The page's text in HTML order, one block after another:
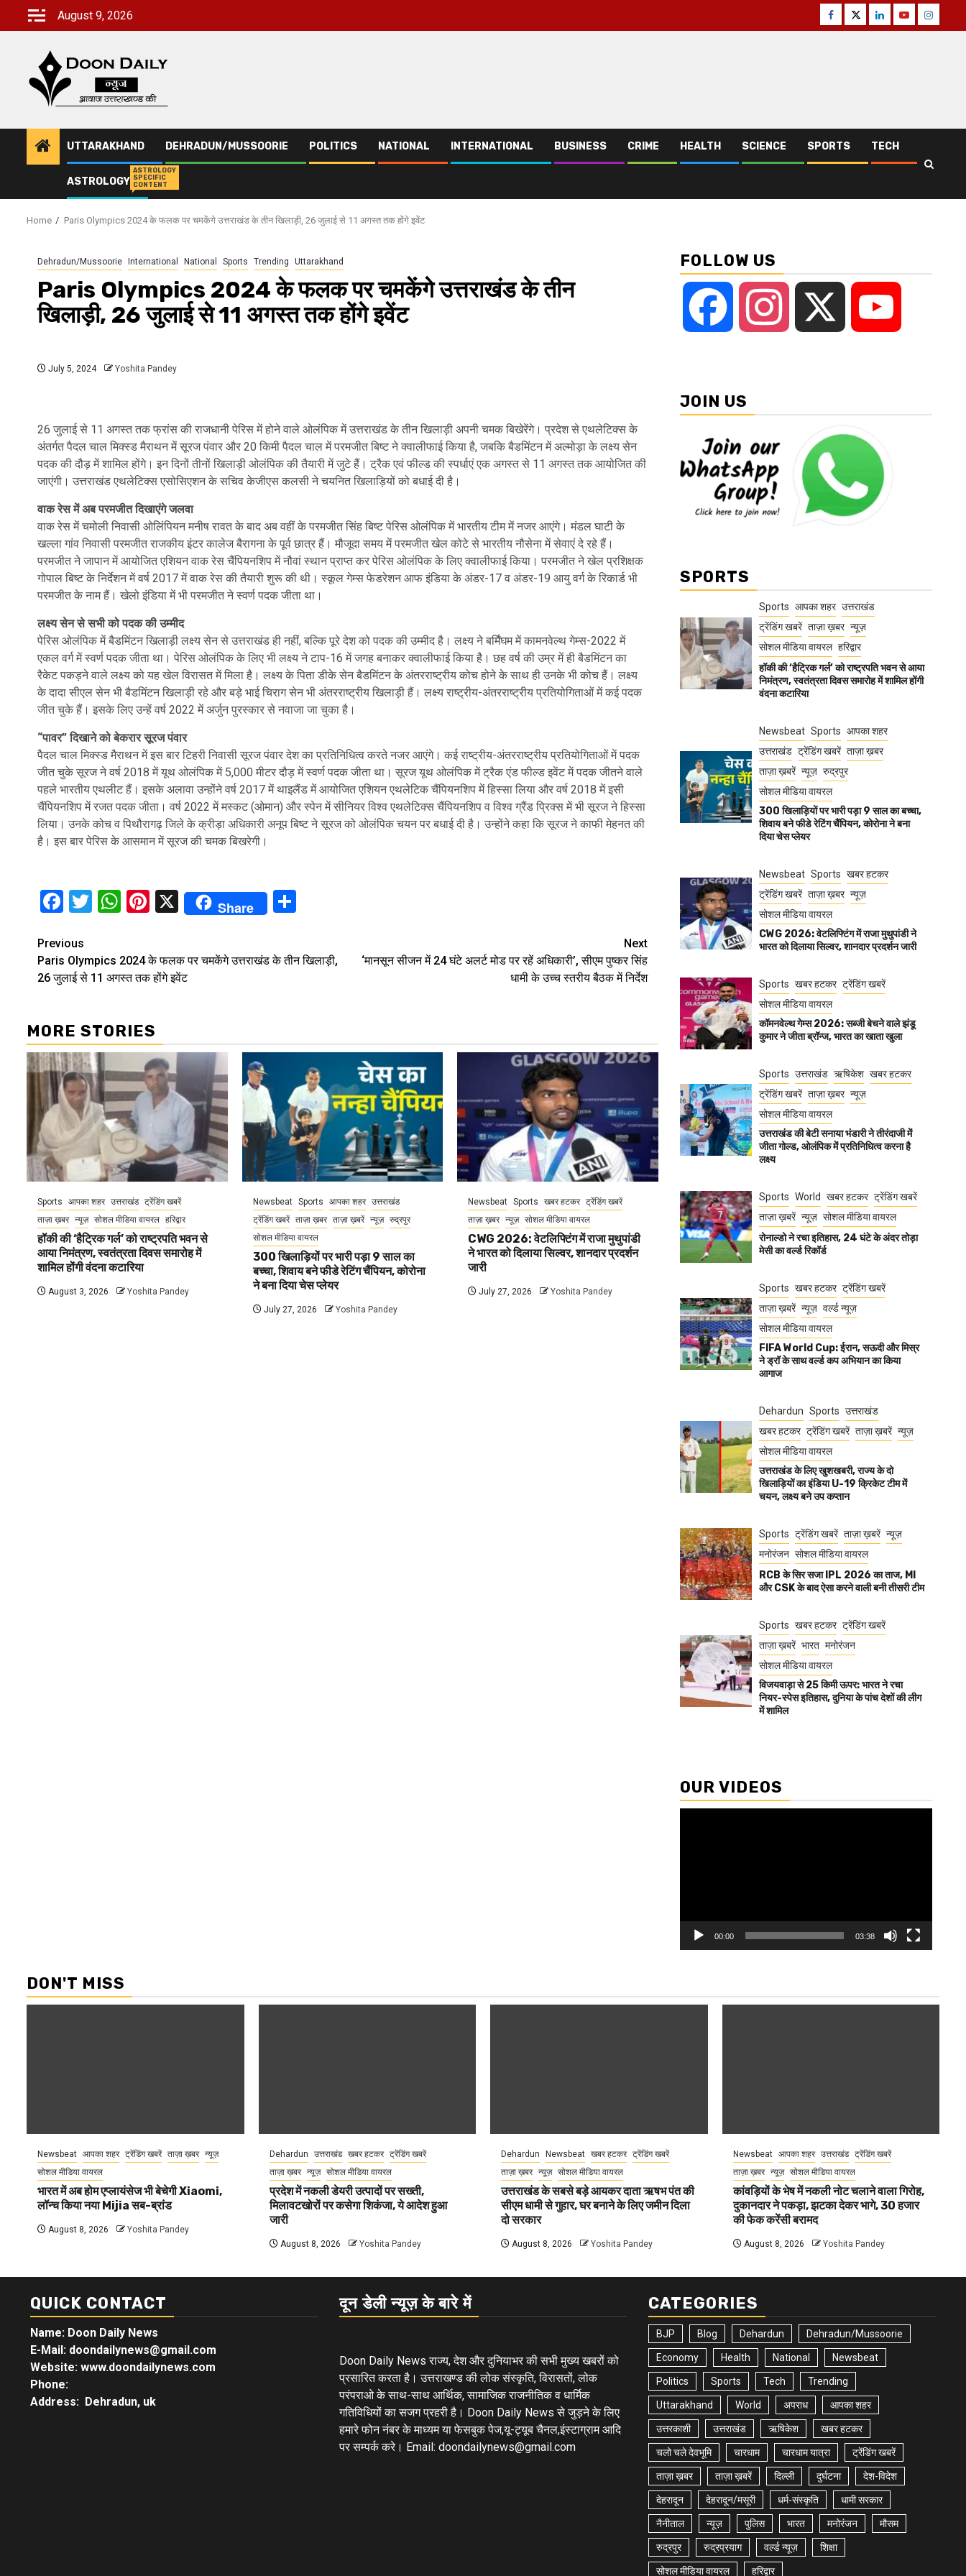
August 9, 2026 Facebook
TwitterLinkedinYoutube
UTTARAKHAND DEHRADUN/MUSSOORIE POLITICS NATIONAL INTERNATIONAL BUSINESS CRIME HEALTH SCIENCE SPORTS TECH
ASTROLOGY
ASTROLOGY
SPECIFIC
CONTENT
Home Paris Olympics 2024 के फलक पर चमकेंगे उत्तराखंड के तीन खिलाड़ी, 26 जुलाई से 11 अगस्त तक होंगे इवेंट
Dehradun/Mussoorie International National Sports Trending Uttarakhand
Paris Olympics 2024 के फलक पर चमकेंगे उत्तराखंड के तीन
खिलाड़ी, 26 जुलाई से 11 अगस्त तक होंगे इवेंट
July 5, 2024 Yoshita Pandey
26 जुलाई से 11 अगस्त तक फ्रांस की राजधानी पेरिस में होने वाले ओलंपिक में उत्तराखंड के तीन खिलाड़ी अपनी चमक बिखेरेंगे। प्रदेश से एथलेटिक्स के
अंतर्गत पैदल चाल मिक्स्ड मैराथन में सूरज पंवार और 20 किमी पैदल चाल में परमजीत बिष्ट ने क्वालीफाई किया है, जबकि बैडमिंटन में अल्मोड़ा के लक्ष्य सेन
पदक की दौड़ में शामिल होंगे। इन दिनों तीनों खिलाड़ी ओलंपिक की तैयारी में जुटे हैं। ट्रैक एवं फील्ड की स्पर्धाएं एक अगस्त से 11 अगस्त तक आयोजित की
जाएंगी। उत्तराखंड एथलेटिक्स एसोसिएशन के सचिव केजीएस कलसी ने चयनित खिलाड़ियों को बधाई दी है।
वाक रेस में अब परमजीत दिखाएंगे जलवा
वाक रेस में चमोली निवासी ओलिंपियन मनीष रावत के बाद अब वहीं के परमजीत सिंह बिष्ट पेरिस ओलंपिक में भारतीय टीम में नजर आएंगे। मंडल घाटी के
खल्ला गांव निवासी परमजीत राजकीय इंटर कालेज बैरागना के पूर्व छात्र हैं। मौजूदा समय में परमजीत खेल कोटे से भारतीय नौसेना में सेवाएं दे रहे हैं।
परमजीत ने जापान में आयोजित एशियन वाक रेस चैंपियनशिप में नौवां स्थान प्राप्त कर पेरिस ओलंपिक के लिए क्वालीफाई किया। परमजीत ने खेल प्रशिक्षक
गोपाल बिष्ट के निर्देशन में वर्ष 2017 में वाक रेस की तैयारी शुरू की थी। स्कूल गेम्स फेडरेशन आफ इंडिया के अंडर-17 व अंडर-19 आयु वर्ग के रिकार्ड भी
परमजीत के नाम हैं। खेलो इंडिया में भी परमजीत ने स्वर्ण पदक जीता था।
लक्ष्य सेन से सभी को पदक की उम्मीद
पेरिस ओलंपिक में बैडमिंटन खिलाड़ी लक्ष्य सेन से उत्तराखंड ही नहीं, बल्कि पूरे देश को पदक की उम्मीद है। लक्ष्य ने बर्मिंघम में कामनवेल्थ गेम्स-2022 में
एकल वर्ग में स्वर्ण पदक जीता था। पेरिस ओलंपिक के लिए भी लक्ष्य ने टाप-16 में जगह बनाकर क्वालीफाई किया है। छह वर्ष की उम्र में ही बैडमिंटन का
रैकेट पकड़ने वाले लक्ष्य को यह खेल विरासत में मिला है। लक्ष्य के पिता डीके सेन बैडमिंटन के अंतरराष्ट्रीय कोच होने के साथ ही उनके भी कोच हैं। लक्ष्य
के दादा सीएल सेन भी बैडमिंटन खिलाड़ी रहे और बड़े भाई चिराग सेन भी अंतरराष्ट्रीय खिलाड़ी हैं। लक्ष्य राष्ट्रीय-अंतरराष्ट्रीय प्रतियोगिताओं में कई पदक
जीत चुके हैं। इसके लिए उन्हें वर्ष 2022 में अर्जुन पुरस्कार से नवाजा जा चुका है।
“पावर” दिखाने को बेकरार सूरज पंवार
पैदल चाल मिक्स्ड मैराथन में इस बार टिहरी निवासी सूरज पंवार देश का प्रतिनिधित्व करते नजर आएंगे। कई राष्ट्रीय-अंतरराष्ट्रीय प्रतियोगिताओं में पदक
जीत चुके सूरज ने वर्ष 2018 में यूथ ओलंपिक में 5,000 मीटर दौड़ में स्वर्ण पदक जीता था। सूरज यूथ ओलंपिक में ट्रैक एंड फील्ड इवेंट में पदक जीतने वाले
पहले भारतीय एथलीट हैं। इसके अलावा उन्होंने वर्ष 2017 में थाइलैंड में आयोजित एशियन एथलेटिक चैंपियनशिप में हिस्सा लिया और वर्ष 2018 में इसी
चैंपियनशिप में रजत पदक जीता। वर्ष 2022 में मस्कट (ओमान) और स्पेन में सीनियर विश्व एथलेटिक्स चैंपियनशिप व विश्व ग्रैंड प्रिक्स में भी सूरज ने हिस्सा
लिया। उनके कोच व पिथौरागढ़ जिले के क्रीड़ा अधिकारी अनूप बिष्ट ने सूरज को ओलंपिक चयन पर बधाई दी है। उन्होंने कहा कि सूरज ने काफी मेहनत की
है। इस बार पेरिस के आसमान में सूरज की चमक बिखरेगी।
Facebook
Twitter
WhatsApp
Pinterest
X Share
Continue
Reading
Previous
Paris Olympics 2024 के फलक पर चमकेंगे उत्तराखंड के तीन खिलाड़ी,
26 जुलाई से 11 अगस्त तक होंगे इवेंट
Next
‘मानसून सीजन में 24 घंटे अलर्ट मोड पर रहें अधिकारी’, सीएम पुष्कर सिंह
धामी के उच्च स्तरीय बैठक में निर्देश
MORE STORIES
Sports आपका शहर उत्तराखंड ट्रेंडिंग खबरें
ताज़ा ख़बर न्यूज़ सोशल मीडिया वायरल हरिद्वार
हॉकी की ‘हैट्रिक गर्ल’ को राष्ट्रपति भवन से
आया निमंत्रण, स्वतंत्रता दिवस समारोह में
शामिल होंगी वंदना कटारिया
August 3, 2026 Yoshita Pandey
Newsbeat Sports आपका शहर उत्तराखंड
ट्रेंडिंग खबरें ताज़ा ख़बर ताज़ा ख़बरें न्यूज़ रुद्रपुर
सोशल मीडिया वायरल
300 खिलाड़ियों पर भारी पड़ा 9 साल का
बच्चा, शिवाय बने फीडे रेटिंग चैंपियन, कोरोना
ने बना दिया चेस प्लेयर
July 27, 2026 Yoshita Pandey
Newsbeat Sports खबर हटकर ट्रेंडिंग खबरें
ताज़ा ख़बर न्यूज़ सोशल मीडिया वायरल
CWG 2026: वेटलिफ्टिंग में राजा मुथुपांडी
ने भारत को दिलाया सिल्वर, शानदार प्रदर्शन
जारी
July 27, 2026 Yoshita Pandey
FOLLOW US
Facebook Instagram
JOIN US
SPORTS
Sports आपका शहर उत्तराखंड
ट्रेंडिंग खबरें ताज़ा ख़बर न्यूज़
सोशल मीडिया वायरल हरिद्वार
हॉकी की ‘हैट्रिक गर्ल’ को राष्ट्रपति भवन से आया
निमंत्रण, स्वतंत्रता दिवस समारोह में शामिल होंगी
वंदना कटारिया
Newsbeat Sports आपका शहर
उत्तराखंड ट्रेंडिंग खबरें ताज़ा ख़बर
ताज़ा ख़बरें न्यूज़ रुद्रपुर
सोशल मीडिया वायरल
300 खिलाड़ियों पर भारी पड़ा 9 साल का बच्चा,
शिवाय बने फीडे रेटिंग चैंपियन, कोरोना ने बना
दिया चेस प्लेयर
Newsbeat Sports खबर हटकर
ट्रेंडिंग खबरें ताज़ा ख़बर न्यूज़
सोशल मीडिया वायरल
CWG 2026: वेटलिफ्टिंग में राजा मुथुपांडी ने
भारत को दिलाया सिल्वर, शानदार प्रदर्शन जारी
Sports खबर हटकर ट्रेंडिंग खबरें
सोशल मीडिया वायरल
कॉमनवेल्थ गेम्स 2026: सब्जी बेचने वाले झंडू
कुमार ने जीता ब्रॉन्ज, भारत का खाता खुला
Sports उत्तराखंड ऋषिकेश खबर हटकर
ट्रेंडिंग खबरें ताज़ा ख़बर न्यूज़
सोशल मीडिया वायरल
उत्तराखंड की बेटी सनाया भंडारी ने तीरंदाजी में
जीता गोल्ड, ओलंपिक में प्रतिनिधित्व करना है
लक्ष्य
Sports World खबर हटकर ट्रेंडिंग खबरें
ताज़ा ख़बरें न्यूज़ सोशल मीडिया वायरल
रोनाल्डो ने रचा इतिहास, 24 घंटे के अंदर तोड़ा
मेसी का वर्ल्ड रिकॉर्ड
Sports खबर हटकर ट्रेंडिंग खबरें
ताज़ा ख़बरें न्यूज़ वर्ल्ड न्यूज़
सोशल मीडिया वायरल
FIFA World Cup: ईरान, सऊदी और मिस्र
ने ड्रॉ के साथ वर्ल्ड कप अभियान का किया
आगाज
Dehardun Sports उत्तराखंड
खबर हटकर ट्रेंडिंग खबरें ताज़ा ख़बरें न्यूज़
सोशल मीडिया वायरल
उत्तराखंड के लिए खुशखबरी, राज्य के दो
खिलाड़ियों का इंडिया U-19 क्रिकेट टीम में
चयन, लक्ष्य बने उप कप्तान
Sports ट्रेंडिंग खबरें ताज़ा ख़बरें न्यूज़
मनोरंजन सोशल मीडिया वायरल
RCB के सिर सजा IPL 2026 का ताज, MI
और CSK के बाद ऐसा करने वाली बनी तीसरी टीम
Sports खबर हटकर ट्रेंडिंग खबरें
ताज़ा ख़बरें भारत मनोरंजन
सोशल मीडिया वायरल
विजयवाड़ा से 25 किमी ऊपर: भारत ने रचा
नियर-स्पेस इतिहास, दुनिया के पांच देशों की लीग
में शामिल
OUR VIDEOS
00:00 03:38
DON'T MISS
Newsbeat आपका शहर ट्रेंडिंग खबरें ताज़ा ख़बर न्यूज़
सोशल मीडिया वायरल
भारत में अब होम एप्लायंसेज भी बेचेगी Xiaomi,
लॉन्च किया नया Mijia सब-ब्रांड
August 8, 2026 Yoshita Pandey
Dehardun उत्तराखंड खबर हटकर
ट्रेंडिंग खबरें
ताज़ा ख़बर
न्यूज़ सोशल मीडिया वायरल
प्रदेश में नकली डेयरी उत्पादों पर सख्ती,
मिलावटखोरों पर कसेगा शिकंजा, ये आदेश हुआ
जारी
August 8, 2026 Yoshita Pandey
Dehardun Newsbeat खबर हटकर ट्रेंडिंग खबरें
ताज़ा ख़बर न्यूज़ सोशल मीडिया वायरल
उत्तराखंड के सबसे बड़े आयकर दाता ऋषभ पंत की
सीएम धामी से गुहार, घर बनाने के लिए जमीन दिला
दो सरकार
August 8, 2026 Yoshita Pandey
Newsbeat आपका शहर उत्तराखंड
ट्रेंडिंग खबरें
ताज़ा ख़बर
न्यूज़ सोशल मीडिया वायरल
कांवड़ियों के भेष में नकली नोट चलाने वाला गिरोह,
दुकानदार ने पकड़ा, झटका देकर भागे, 30 हजार
की फेक करेंसी बरामद
August 8, 2026 Yoshita Pandey
QUICK CONTACT
Name: Doon Daily News
E-Mail: doondailynews@gmail.com
Website: www.doondailynews.com
Phone:
Address: Dehradun, uk
दून डेली न्यूज़ के बारे में
Doon Daily News राज्य, देश और दुनियाभर की सभी मुख्य खबरों को
प्रसारित करता है। उत्तराखण्ड की लोक संस्कृति, विरासतों, लोक
परंपराओ के साथ-साथ आर्थिक, सामाजिक राजनीतिक व धार्मिक
गतिविधियों का सजग प्रहरी है। Doon Daily News से जुड़ने के लिए
हमारे फोन नंबर के माध्यम या फेसबुक पेज,यू-ट्यूब चैनल,इंस्टाग्राम आदि
पर सम्पर्क करे। Email: doondailynews@gmail.com
CATEGORIES
BJP Blog Dehardun Dehradun/Mussoorie
Economy Health National Newsbeat
Politics Sports Tech Trending
Uttarakhand World अपराध आपका शहर
उत्तरकाशी उत्तराखंड ऋषिकेश खबर हटकर
चलो चले देवभूमि चारधाम चारधाम यात्रा ट्रेंडिंग खबरें
ताज़ा ख़बर ताज़ा ख़बरें दिल्ली दुर्घटना देश-विदेश
देहरादून देहरादून/मसूरी धर्म-संस्कृति धामी सरकार
नैनीताल न्यूज़ पुलिस भारत मनोरंजन मौसम
रुद्रपुर रुद्रप्रयाग वर्ल्ड न्यूज़ शिक्षा
सोशल मीडिया वायरल हरिद्वार